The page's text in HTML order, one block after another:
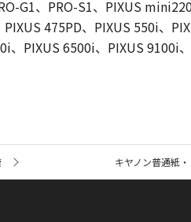
G1、PRO-S1、PIXUS
475PD、PIXUS 550i、
、PIXUS 6500i、PIXUS 9100i
キヤノン普通紙